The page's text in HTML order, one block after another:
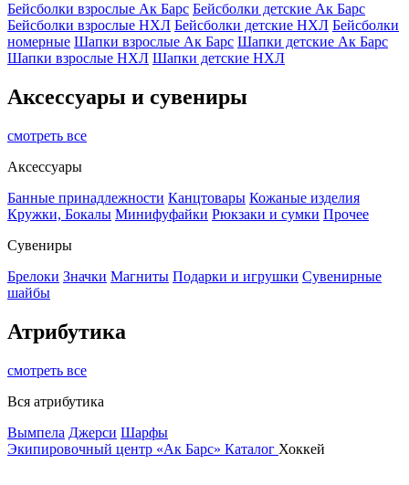
Бейсболки взрослые Ак Барс Бейсболки детские Ак Барс
Бейсболки взрослые НХЛ Бейсболки детские НХЛ Бейсболки
номерные Шапки взрослые Ак Барс Шапки детские Ак Барс
Шапки взрослые НХЛ Шапки детские НХЛ
Аксессуары и сувениры
смотреть все
Аксессуары
Банные принадлежности Канцтовары Кожаные изделия
Кружки, Бокалы Минифуфайки Рюкзаки и сумки Прочее
Сувениры
Брелоки Значки Магниты Подарки и игрушки Сувенирные
шайбы
Атрибутика
смотреть все
Вся атрибутика
Вымпела Джерси Шарфы
Экипировочный центр «Ак Барс» Каталог Хоккей